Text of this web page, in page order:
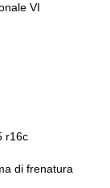
VI
r16c
di frenatura